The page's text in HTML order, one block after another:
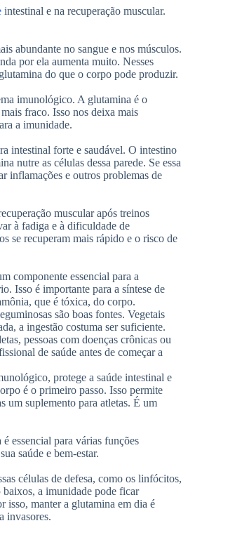
intestinal e na recuperação muscular.
abundante no sangue e nos músculos.
por ela aumenta muito. Nesses
do que o corpo pode produzir.
imunológico. A glutamina é o
fraco. Isso nos deixa mais
a imunidade.
intestinal forte e saudável. O intestino
nutre as células dessa parede. Se essa
inflamações e outros problemas de
muscular após treinos
à fadiga e à dificuldade de
se recuperam mais rápido e o risco de
componente essencial para a
Isso é importante para a síntese de
que é tóxica, do corpo.
são boas fontes. Vegetais
a ingestão costuma ser suficiente.
pessoas com doenças crônicas ou
de saúde antes de começar a
protege a saúde intestinal e
é o primeiro passo. Isso permite
um suplemento para atletas. É um
essencial para várias funções
saúde e bem-estar.
células de defesa, como os linfócitos,
a imunidade pode ficar
isso, manter a glutamina em dia é
invasores.